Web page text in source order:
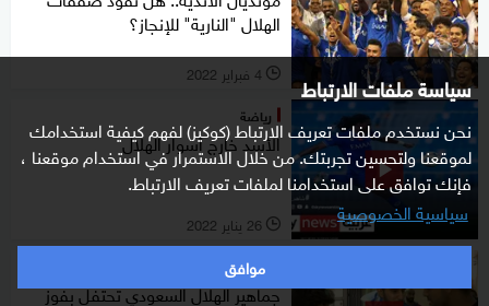
سياسة ملفات الارتباط
نحن نستخدم ملفات تعريف الارتباط (كوكيز) لفهم كيفية استخدامك
لموقعنا ولتحسين تجربتك. من خلال الاستمرار في استخدام موقعنا ،
فإنك توافق على استخدامنا لملفات تعريف الارتباط.
سياسية الخصوصية
موافق
الهلال "النارية" للإنجاز؟
l 4 فبراير 2022
رياضة
الأسد خارج أسوار الهلال
l 26 يناير 2022
رياضة
جماهير الهلال السعودي تحتفل بفوز